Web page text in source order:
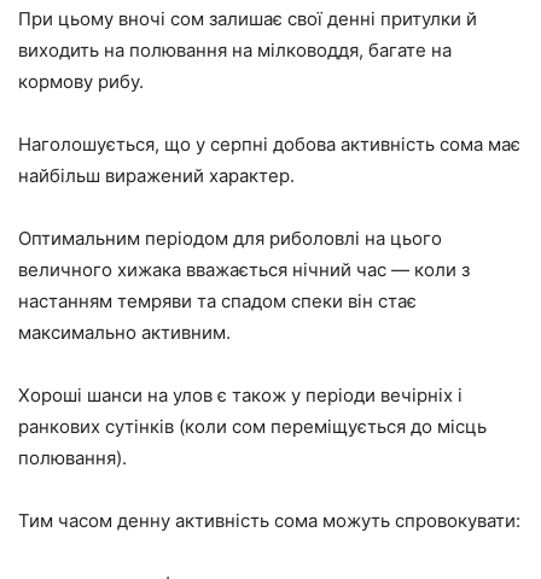
При цьому вночі сом залишає свої денні притулки й
виходить на полювання на мілководдя, багате на
кормову рибу.
Наголошується, що у серпні добова активність сома має
найбільш виражений характер.
Оптимальним періодом для риболовлі на цього
величного хижака вважається нічний час — коли з
настанням темряви та спадом спеки він стає
максимально активним.
Хороші шанси на улов є також у періоди вечірніх і
ранкових сутінків (коли сом переміщується до місць
полювання).
Тим часом денну активність сома можуть спровокувати: